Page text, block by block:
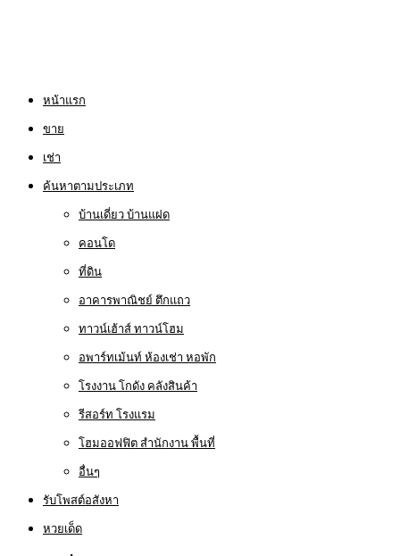
หน้าแรก
ขาย
เช่า
ค้นหาตามประเภท
บ้านเดี่ยว บ้านแฝด
คอนโด
ที่ดิน
อาคารพาณิชย์ ตึกแถว
ทาวน์เฮ้าส์ ทาวน์โฮม
อพาร์ทเม้นท์ ห้องเช่า หอพัก
โรงงาน โกดัง คลังสินค้า
รีสอร์ท โรงแรม
โฮมออฟฟิต สำนักงาน พื้นที่
อื่นๆ
รับโพสต์อสังหา
หวยเด็ด